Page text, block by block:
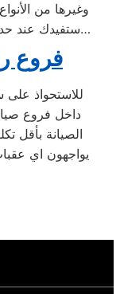
وغيرها من
ستفيدك عند حدوث عطل و حل مشاكل غسالة زانوسي…
فروع
للاستحواذ
داخل فروع
الصيانة بأقل
يواجهون اي